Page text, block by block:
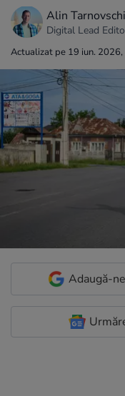
Alin Tarnovschi
Digital Lead
Actualizat pe 19 iun.
Adaugă-